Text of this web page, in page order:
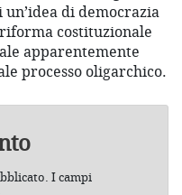
di democrazia
costituzionale
apparentemente
processo oligarchico.
I campi